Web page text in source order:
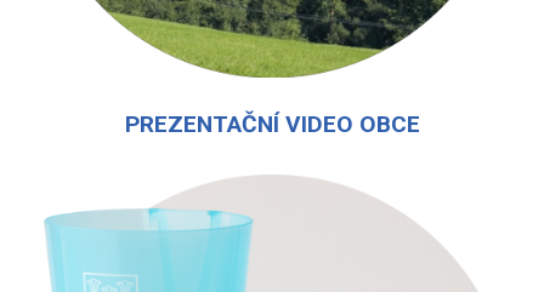
PREZENTAČNÍ VIDEO OBCE